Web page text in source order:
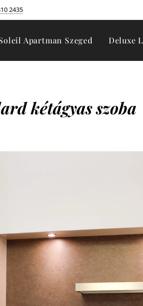
2435
Apartman Szeged Deluxe
kétágyas szoba